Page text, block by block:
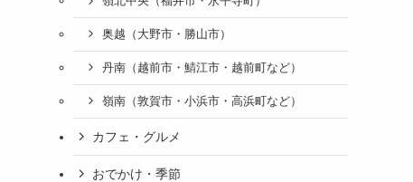
奥越（大野市・勝山市）
丹南（越前市・鯖江市・越前町など）
嶺南（敦賀市・小浜市・高浜町など）
カフェ・グルメ
おでかけ・季節